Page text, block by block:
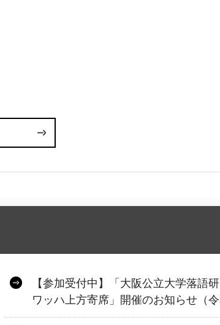
【参加受付中】「大阪公立大学落語
ワッハ上方寄席」開催のお知らせ（